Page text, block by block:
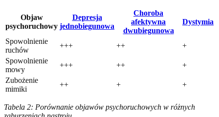
Objaw
psychoruchowy
Depresja
jednobiegunowa
Choroba
afektywna
dwubiegunowa
Dystymia
Spowolnienie
ruchów
+++ ++
+
Spowolnienie
mowy
+++ ++
+
Zubożenie
mimiki
++ + +
Tabela 2: Porównanie objawów psychoruchowych w różnych